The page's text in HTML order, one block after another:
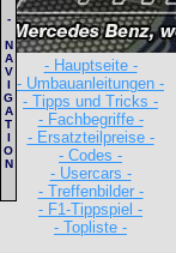
- Hauptseite -
- Umbauanleitungen -
- Tipps und Tricks -
- Fachbegriffe -
- Ersatzteilpreise -
- Codes -
- Usercars -
- Treffenbilder -
- F1-Tippspiel -
- Topliste -
-
N
A
V
I
G
A
T
I
O
N